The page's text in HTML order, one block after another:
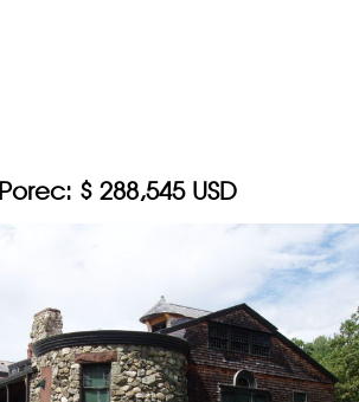
$ 288,545 USD